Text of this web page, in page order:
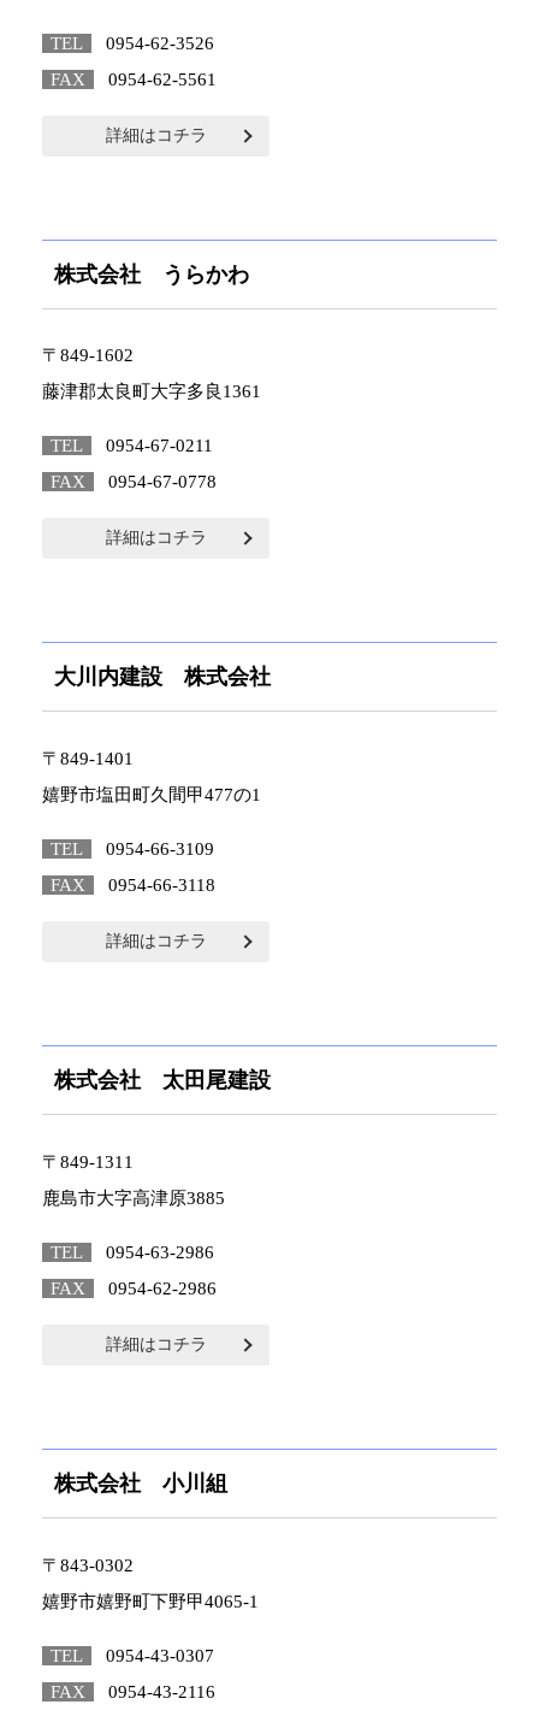
TEL
0954-62-3526
FAX
0954-62-5561
詳細はコチラ
株式会社 うらかわ
〒849-1602
藤津郡太良町大字多良1361
TEL
0954-67-0211
FAX
0954-67-0778
詳細はコチラ
大川内建設 株式会社
〒849-1401
嬉野市塩田町久間甲477の1
TEL
0954-66-3109
FAX
0954-66-3118
詳細はコチラ
株式会社 太田尾建設
〒849-1311
鹿島市大字高津原3885
TEL
0954-63-2986
FAX
0954-62-2986
詳細はコチラ
株式会社 小川組
〒843-0302
嬉野市嬉野町下野甲4065-1
TEL
0954-43-0307
FAX
0954-43-2116